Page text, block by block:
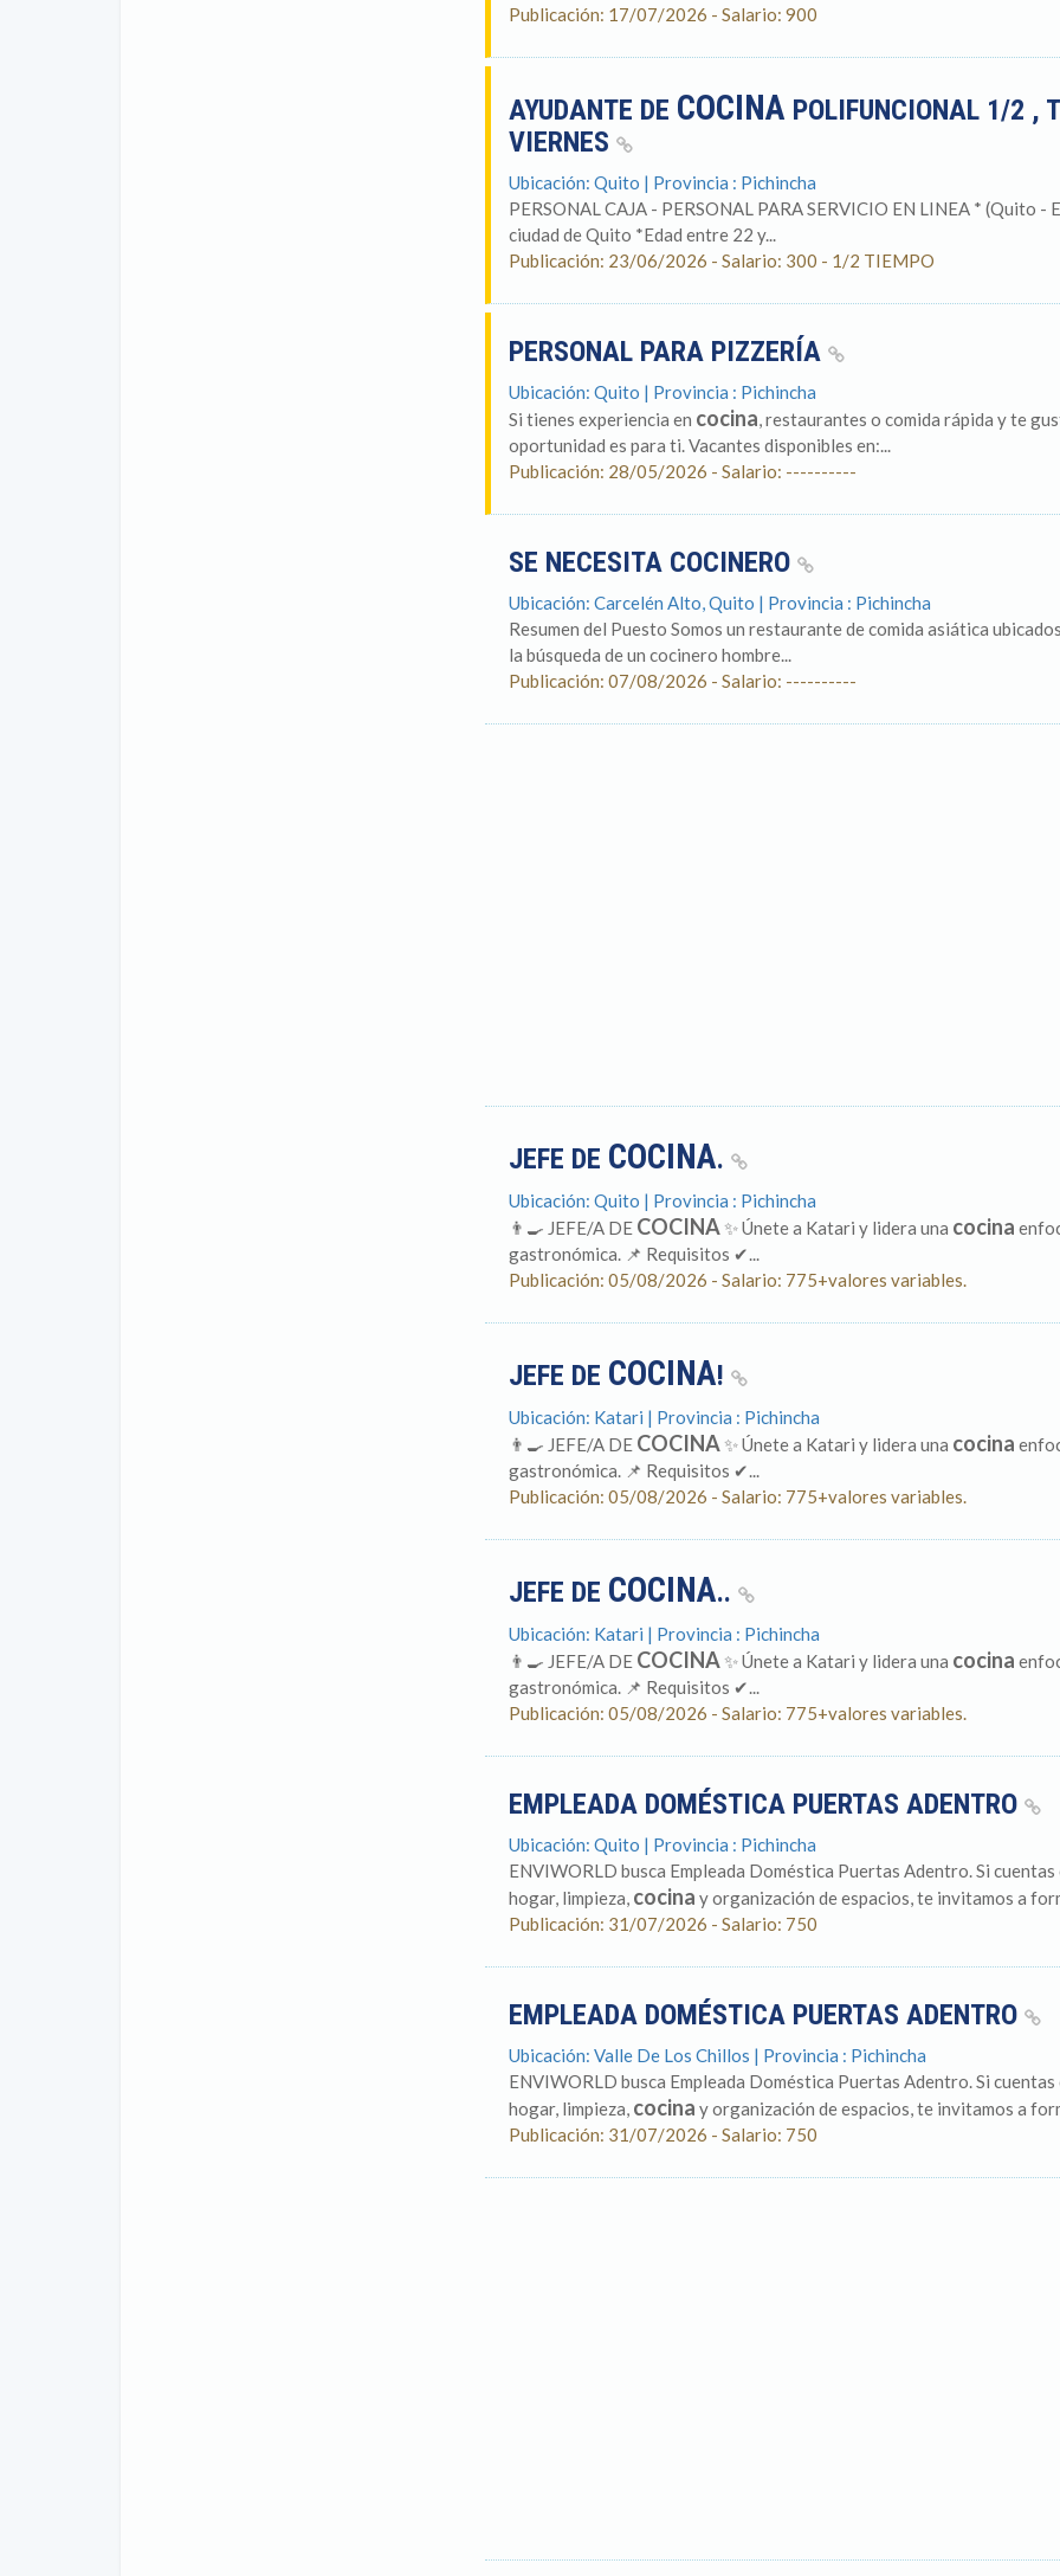
Publicación: 17/07/2026 - Salario: 900
AYUDANTE DE COCINA POLIFUNCIONAL 1/2 ,
VIERNES
Ubicación: Quito | Provincia : Pichincha
PERSONAL CAJA - PERSONAL PARA SERVICIO EN LINEA * (Quito
ciudad de Quito *Edad entre 22 y...
Publicación: 23/06/2026 - Salario: 300 - 1/2 TIEMPO
PERSONAL PARA PIZZERÍA
Ubicación: Quito | Provincia : Pichincha
Si tienes experiencia en cocina, restaurantes o comida rápida y te
oportunidad es para ti. Vacantes disponibles en:...
Publicación: 28/05/2026 - Salario: ----------
SE NECESITA COCINERO
Ubicación: Carcelén Alto, Quito | Provincia : Pichincha
Resumen del Puesto Somos un restaurante de comida asiática
la búsqueda de un cocinero hombre...
Publicación: 07/08/2026 - Salario: ----------
JEFE DE COCINA.
Ubicación: Quito | Provincia : Pichincha
👨‍🍳 JEFE/A DE COCINA✨ Únete a Katari y lidera una cocina
gastronómica. 📌 Requisitos ✔...
Publicación: 05/08/2026 - Salario: 775+valores variables.
JEFE DE COCINA!
Ubicación: Katari | Provincia : Pichincha
👨‍🍳 JEFE/A DE COCINA✨ Únete a Katari y lidera una cocina
gastronómica. 📌 Requisitos ✔...
Publicación: 05/08/2026 - Salario: 775+valores variables.
JEFE DE COCINA..
Ubicación: Katari | Provincia : Pichincha
👨‍🍳 JEFE/A DE COCINA✨ Únete a Katari y lidera una cocina
gastronómica. 📌 Requisitos ✔...
Publicación: 05/08/2026 - Salario: 775+valores variables.
EMPLEADA DOMÉSTICA PUERTAS ADENTRO
Ubicación: Quito | Provincia : Pichincha
ENVIWORLD busca Empleada Doméstica Puertas Adentro. Si
hogar, limpieza, cocina y organización de espacios, te invitamos a
Publicación: 31/07/2026 - Salario: 750
EMPLEADA DOMÉSTICA PUERTAS ADENTRO
Ubicación: Valle De Los Chillos | Provincia : Pichincha
ENVIWORLD busca Empleada Doméstica Puertas Adentro. Si
hogar, limpieza, cocina y organización de espacios, te invitamos a
Publicación: 31/07/2026 - Salario: 750